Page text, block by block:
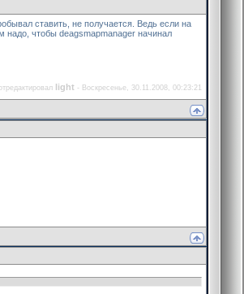
ставить, не получается. Ведь если на
надо, чтобы deagsmapmanager начинал
light - Воскресенье, 30.11.2008, 00:23:21